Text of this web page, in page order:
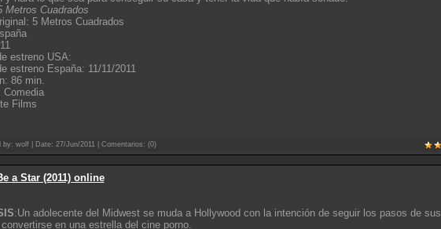
Metros Cuadrados
5 Metros Cuadrados
estreno USA:
estreno España: 11/11/2011
86 min.
Comedia
Films
by: wolf | Date: 27/Jun/2011 | Comentarios: (0)
a Star (2011) online
:Un adolecente del Midwest se muda a Hollywood con la intención de seguir los pasos de sus
en una estrella del cine porno.